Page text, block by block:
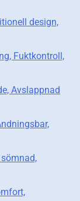
design,
Fuktkontroll,
Avslappnad